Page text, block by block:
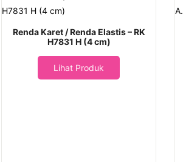
Renda Karet / Renda Elastis – RK
H7831 H (4 cm)
Lihat Produk